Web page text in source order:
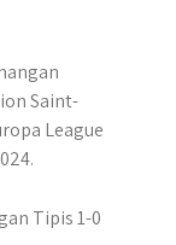
Saint-
League